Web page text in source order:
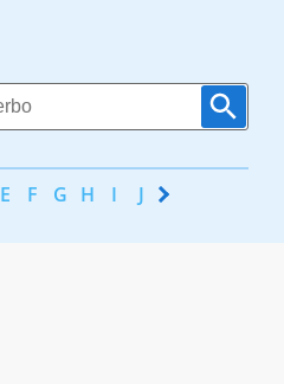
E F G H I J K